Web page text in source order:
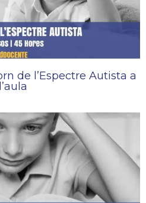
de l’Espectre Autista a
l’aula